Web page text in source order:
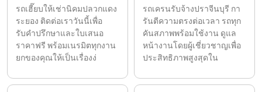
รถเฮี๊ยบให้เช่านิคมปลวกแดง
ระยอง ติดต่อเราวันนี้เพื่อ
รับคำปรึกษาและใบเสนอ
ราคาฟรี พร้อมเนรมิตทุกงาน
ยกของคุณให้เป็นเรื่องง่
รถเครนรับจ้างปราจีนบุรี กา
รันตีความตรงต่อเวลา รถทุก
คันสภาพพร้อมใช้งาน ดูแล
หน้างานโดยผู้เชี่ยวชาญเพื่อ
ประสิทธิภาพสูงสุดใน